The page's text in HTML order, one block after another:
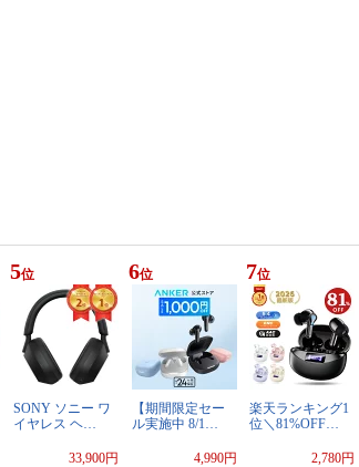
5位
SONY ソニー ワ
イヤレス ヘ…
33,900円
6位
【期間限定セー
ル実施中 8/1…
4,990円
7位
楽天ランキング1
位＼81%OFF…
2,780円